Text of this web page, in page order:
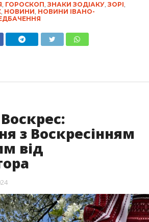
, ГОРОСКОП, ЗНАКИ ЗОДІАКУ, ЗОРІ,
, НОВИНИ, НОВИНИ ІВАНО-
з Воскресінням
від